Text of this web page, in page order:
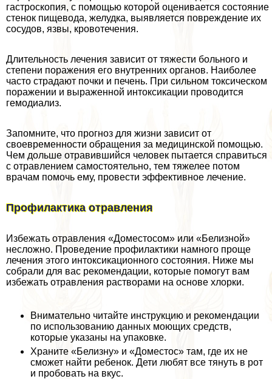
гастроскопия, с помощью которой оценивается состояние
стенок пищевода, желудка, выявляется повреждение их
сосудов, язвы, кровотечения.
Длительность лечения зависит от тяжести больного и
степени поражения его внутренних органов. Наиболее
часто страдают почки и печень. При сильном токсическом
поражении и выраженной интоксикации проводится
гемодиализ.
Запомните, что прогноз для жизни зависит от
своевременности обращения за медицинской помощью.
Чем дольше отравившийся человек пытается справиться
с отравлением самостоятельно, тем тяжелее потом
врачам помочь ему, провести эффективное лечение.
Профилактика отравления
Избежать отравления «Доместосом» или «Белизной»
несложно. Проведение профилактики намного проще
лечения этого интоксикационного состояния. Ниже мы
собрали для вас рекомендации, которые помогут вам
избежать отравления растворами на основе хлорки.
Внимательно читайте инструкцию и рекомендации
по использованию данных моющих средств,
которые указаны на упаковке.
Храните «Белизну» и «Доместос» там, где их не
сможет найти ребенок. Дети любят все тянуть в рот
и пробовать на вкус.